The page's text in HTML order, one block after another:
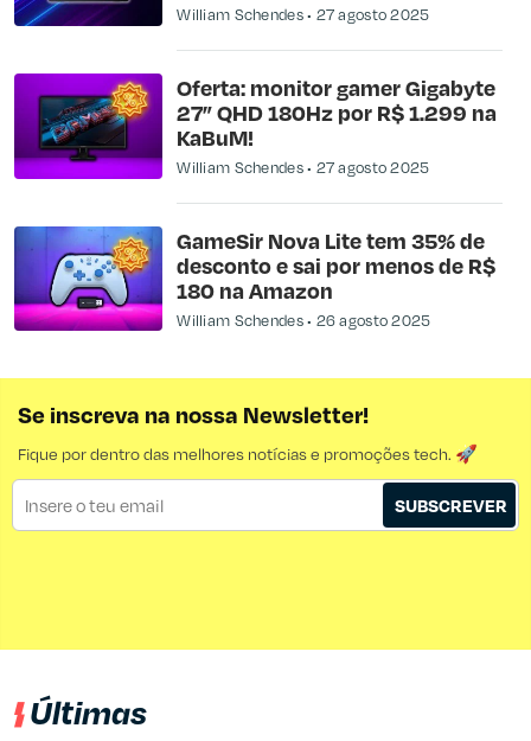
William Schendes 27 agosto 2025
Oferta: monitor gamer Gigabyte
27” QHD 180Hz por R$ 1.299 na
KaBuM!
William Schendes 27 agosto 2025
GameSir Nova Lite tem 35% de
desconto e sai por menos de R$
180 na Amazon
William Schendes 26 agosto 2025
Se inscreva na nossa Newsletter!
Fique por dentro das melhores notícias e promoções tech. 🚀
SUBSCREVER
Últimas